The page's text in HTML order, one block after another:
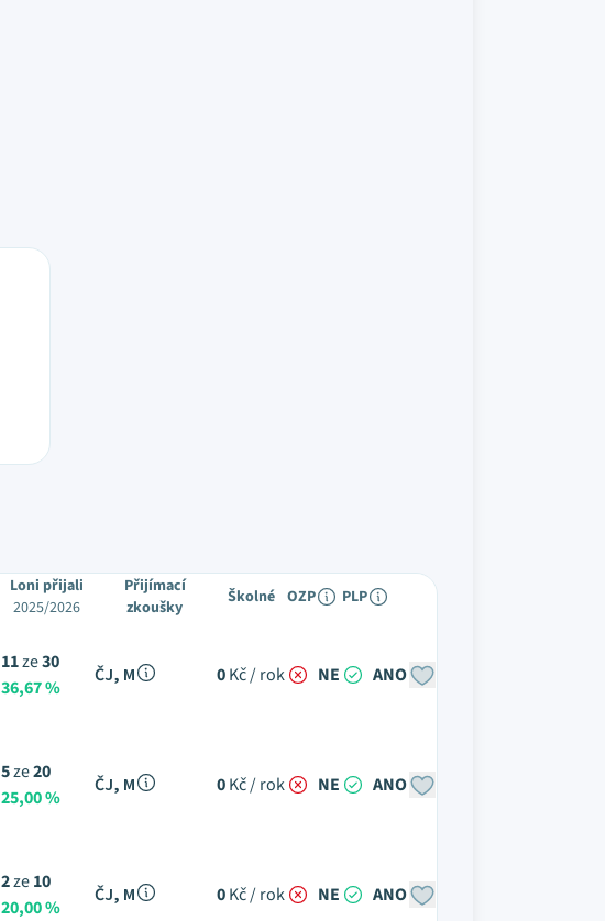
Loni přijali
2025/2026
Přijímací
zkoušky
Školné OZP PLP
11ze30
36,67 %
ČJ, M 0Kč / rok NE ANO
5ze20
25,00 %
ČJ, M 0Kč / rok NE ANO
2ze10
20,00 %
ČJ, M 0Kč / rok NE ANO